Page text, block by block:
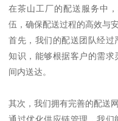
在茶山工厂的配送服务中
伍，确保配送过程的高效与安
首先，我们的配送团队经
知识，能够根据客户的需
间内送达。
其次，我们拥有完善的配送
通过优化供应链管理，我